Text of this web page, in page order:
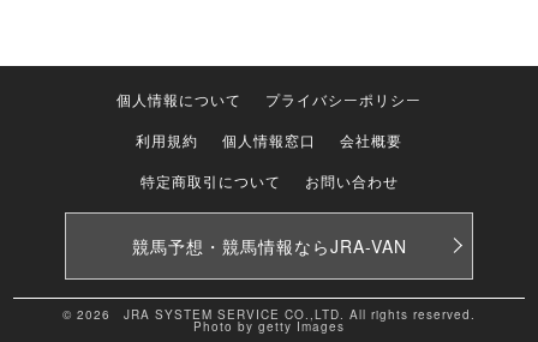
個人情報について
プライバシーポリシー
利用規約
個人情報窓口
会社概要
特定商取引について
お問い合わせ
競馬予想・競馬情報ならJRA-VAN
© 2026 JRA SYSTEM SERVICE CO.,LTD. All rights reserved.
Photo by getty Images